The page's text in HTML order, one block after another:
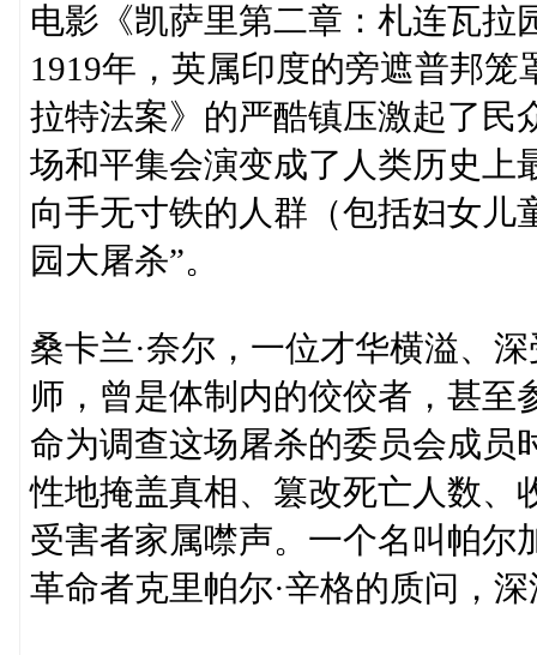
电影《凯萨里第二章：札连瓦拉
1919年，英属印度的旁遮普邦
拉特法案》的严酷镇压激起了民
场和平集会演变成了人类历史
向手无寸铁的人群（包括妇女儿
园大屠杀”。
桑卡兰·奈尔，一位才华横溢、
师，曾是体制内的佼佼者，甚至
命为调查这场屠杀的委员会成员
性地掩盖真相、篡改死亡人数、
受害者家属噤声。一个名叫帕尔
革命者克里帕尔·辛格的质问，